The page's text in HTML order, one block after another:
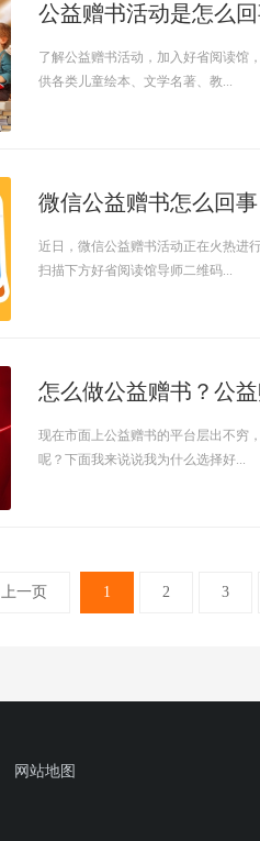
公益赠书活动是怎么
了解公益赠书活动，加入好省阅读馆
供各类儿童绘本、文学名著、教...
微信公益赠书怎么回
近日，微信公益赠书活动正在火热进
扫描下方好省阅读馆导师二维码...
怎么做公益赠书？公
现在市面上公益赠书的平台层出不穷
呢？下面我来说说我为什么选择好...
上一页 1 2 3
网站地图